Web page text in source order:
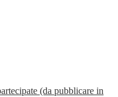
(da pubblicare in